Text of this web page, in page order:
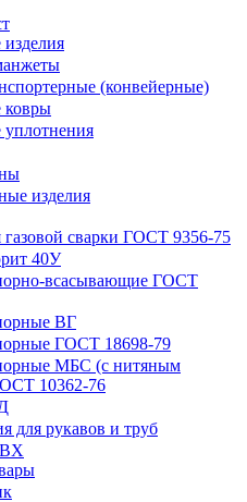
изделия
(конвейерные)
ковры
уплотнения
изделия
газовой сварки ГОСТ 9356-75
40У
всасывающие ГОСТ
ВГ
ГОСТ 18698-79
МБС (с нитяным
10362-76
для рукавов и труб